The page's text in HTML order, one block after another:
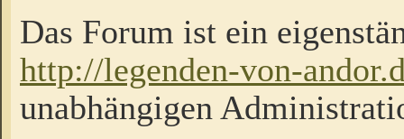
Das Forum ist ein
http://legenden-von-
unabhängigen